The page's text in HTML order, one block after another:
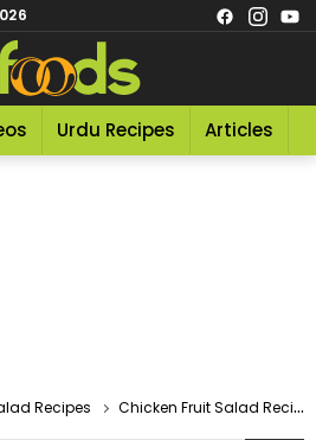
Urdu Recipes Articles
Recipes Chicken Fruit Salad Recipe In Urdu